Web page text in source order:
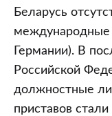
Беларусь
международные
Германии). В
Российской
должностные
приставов